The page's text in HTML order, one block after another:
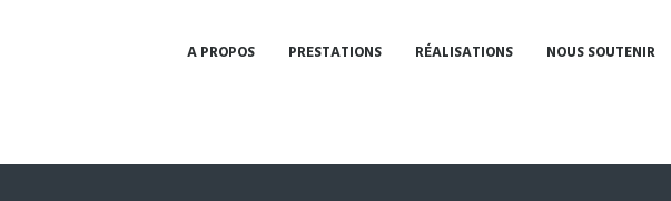
A PROPOS PRESTATIONS RÉALISATIONS NOUS SOUTENIR